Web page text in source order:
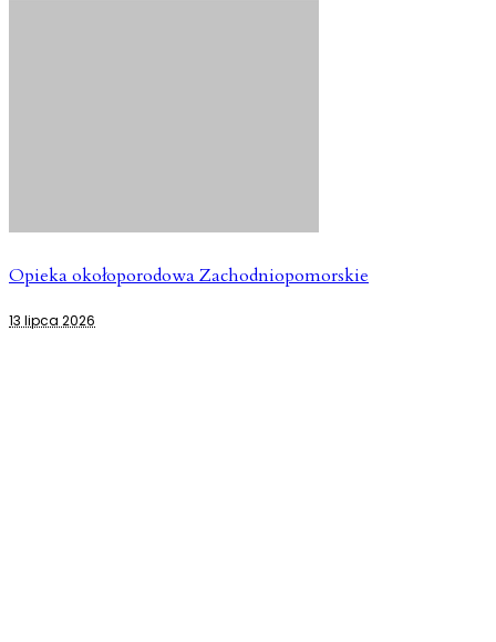
Opieka okołoporodowa Zachodniopomorskie
13 lipca 2026